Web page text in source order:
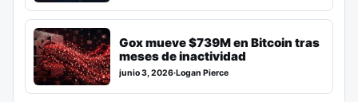
Gox mueve $739M en Bitcoin tras
meses de inactividad
junio 3, 2026·Logan Pierce